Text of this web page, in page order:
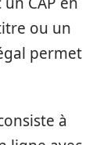
ou un
permet
à